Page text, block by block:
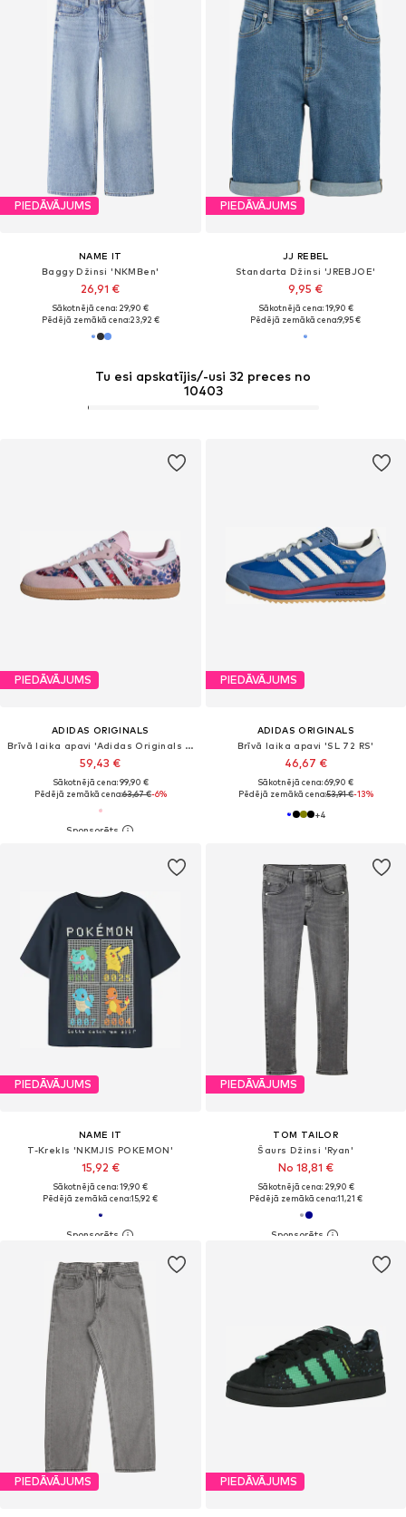
PIEDĀVĀJUMS
NAME IT
Baggy Džinsi 'NKMBen'
26,91 €
Sākotnējā cena: 29,90 €
Pēdējā zemākā cena:23,92 €
PIEDĀVĀJUMS
JJ REBEL
Standarta Džinsi 'JREBJOE'
9,95 €
Sākotnējā cena: 19,90 €
Pēdējā zemākā cena:9,95 €
PIEDĀVĀJUMS
ADIDAS ORIGINALS
Brīvā laika apavi 'Adidas Originals x Liberty London Samba OG'
59,43 €
Sākotnējā cena: 99,90 €
Pēdējā zemākā cena:63,67 €-6%
PIEDĀVĀJUMS
ADIDAS ORIGINALS
Brīvā laika apavi 'SL 72 RS'
46,67 €
Sākotnējā cena: 69,90 €
Pēdējā zemākā cena:53,91 €-13%
+4
Tu esi apskatījis/-usi 32 preces no
10403
PIEDĀVĀJUMS
NAME IT
T-Krekls 'NKMJIS POKEMON'
15,92 €
Sākotnējā cena: 19,90 €
Pēdējā zemākā cena:15,92 €
PIEDĀVĀJUMS
TOM TAILOR
Šaurs Džinsi 'Ryan'
No 18,81 €
Sākotnējā cena: 29,90 €
Pēdējā zemākā cena:11,21 €
PIEDĀVĀJUMS PIEDĀVĀJUMS